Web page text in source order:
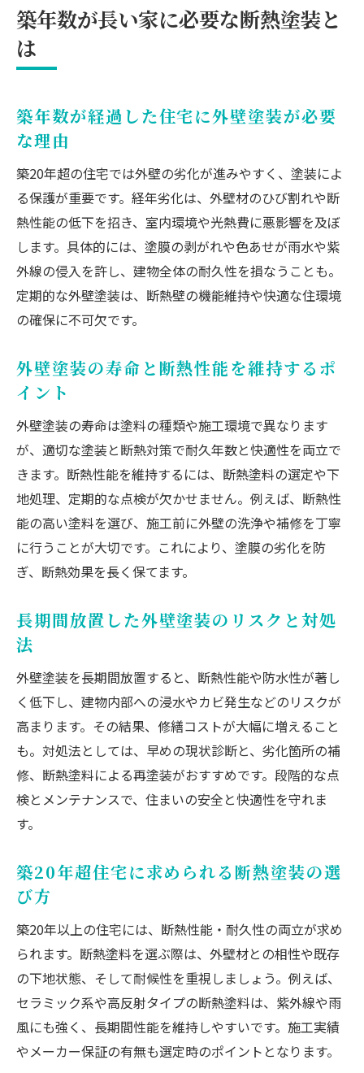
築年数が長い家に必要な断熱塗装と
は
築年数が経過した住宅に外壁塗装が必要
な理由
築20年超の住宅では外壁の劣化が進みやすく、塗装によ
る保護が重要です。経年劣化は、外壁材のひび割れや断
熱性能の低下を招き、室内環境や光熱費に悪影響を及ぼ
します。具体的には、塗膜の剥がれや色あせが雨水や紫
外線の侵入を許し、建物全体の耐久性を損なうことも。
定期的な外壁塗装は、断熱壁の機能維持や快適な住環境
の確保に不可欠です。
外壁塗装の寿命と断熱性能を維持するポ
イント
外壁塗装の寿命は塗料の種類や施工環境で異なります
が、適切な塗装と断熱対策で耐久年数と快適性を両立で
きます。断熱性能を維持するには、断熱塗料の選定や下
地処理、定期的な点検が欠かせません。例えば、断熱性
能の高い塗料を選び、施工前に外壁の洗浄や補修を丁寧
に行うことが大切です。これにより、塗膜の劣化を防
ぎ、断熱効果を長く保てます。
長期間放置した外壁塗装のリスクと対処
法
外壁塗装を長期間放置すると、断熱性能や防水性が著し
く低下し、建物内部への浸水やカビ発生などのリスクが
高まります。その結果、修繕コストが大幅に増えること
も。対処法としては、早めの現状診断と、劣化箇所の補
修、断熱塗料による再塗装がおすすめです。段階的な点
検とメンテナンスで、住まいの安全と快適性を守れま
す。
築20年超住宅に求められる断熱塗装の選
び方
築20年以上の住宅には、断熱性能・耐久性の両立が求め
られます。断熱塗料を選ぶ際は、外壁材との相性や既存
の下地状態、そして耐候性を重視しましょう。例えば、
セラミック系や高反射タイプの断熱塗料は、紫外線や雨
風にも強く、長期間性能を維持しやすいです。施工実績
やメーカー保証の有無も選定時のポイントとなります。